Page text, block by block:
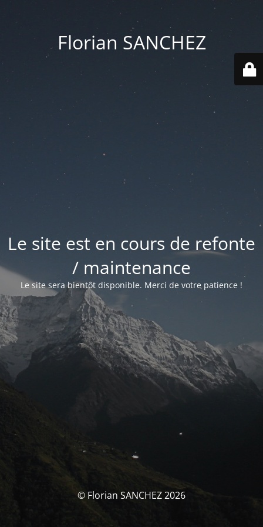
Florian SANCHEZ
Le site est en cours de refonte
/ maintenance
Le site sera bientôt disponible. Merci de votre patience !
© Florian SANCHEZ 2026